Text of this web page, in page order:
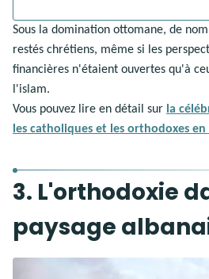
Sous la domination ottomane, de
restés chrétiens, même si les
financières n'étaient ouvertes qu'à
l'islam.
Vous pouvez lire en détail sur la
les catholiques et les orthodoxes
3. L'orthodoxie
paysage